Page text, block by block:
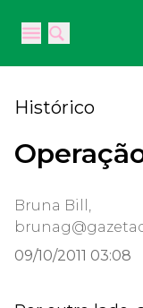
Open main
Open main
Histórico
Bruna Bill,
09/10/2011 03:08